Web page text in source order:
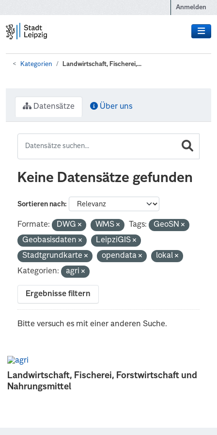
Anmelden
Kategorien Landwirtschaft, Fischerei,...
Landwirtschaft, Fischerei, Forstwirtschaft und
Nahrungsmittel
Datensätze Über uns
Keine Datensätze gefunden
Sortieren nach
Formate: DWG WMS Tags:
GeoSN
Geobasisdaten
LeipziGIS
Stadtgrundkarte
opendata
lokal
Kategorien:
agri
Ergebnisse filtern
Bitte versuch es mit einer anderen Suche.